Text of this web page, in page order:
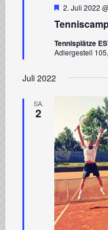
2. Juli 2022
Tennisplätze
Adlergestell
Juli 2022
SA.
2